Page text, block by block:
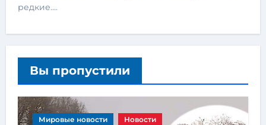
редкие.…
Вы пропустили
Мировые новости Новости